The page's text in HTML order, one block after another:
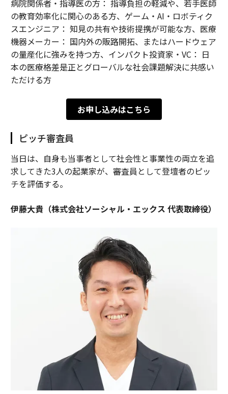
病院関係者・指導医の方： 指導負担の軽減や、若手医師
の教育効率化に関心のある方、ゲーム・AI・ロボティク
スエンジニア： 知見の共有や技術提携が可能な方、医療
機器メーカー： 国内外の販路開拓、またはハードウェア
の量産化に強みを持つ方、インパクト投資家・VC： 日
本の医療格差是正とグローバルな社会課題解決に共感い
ただける方
お申し込みはこちら
ピッチ審査員
当日は、自身も当事者として社会性と事業性の両立を追
求してきた3人の起業家が、審査員として登壇者のピッ
チを評価する。
伊藤大貴（株式会社ソーシャル・エックス 代表取締役）